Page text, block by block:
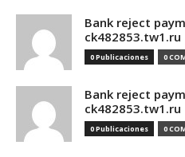
Bank reject
ck482853.tw1.ru
0 Publicaciones 0
Bank reject
ck482853.tw1.ru
0 Publicaciones 0